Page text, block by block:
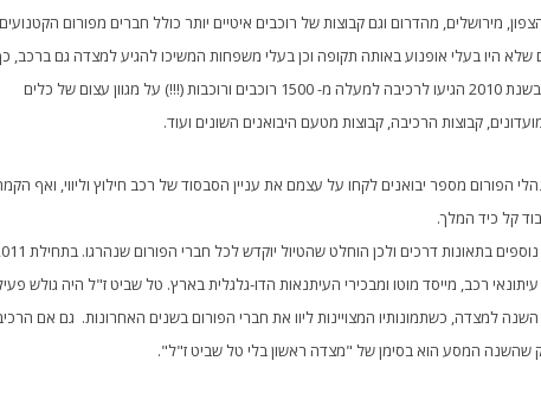
מירושלים, מהדרום וגם קבוצות של רוכבים איטיים יותר כולל חברים מפורום
שלא היו בעלי אופנוע באותה תקופה וכן בעלי משפחות המשיכו להגיע למצדה גם ברכב,
שמספר המצטרפים הלך וגדל מדי שנה. בשנת 2010 הגיעו לרכיבה למעלה מ- 1500 רוכבים ורוכבות (!!!) על מגוון עצום של כלים
קבוצות הרכיבה, קבוצות מטעם היבואנים השונים ועוד.
הפורום מספר יבואנים לקחו על עצמם את עניין הסבסוד של רכב חילוץ וליווי, ואף
קל כיד המלך.
לצערנו, עם השנים הפורום איבד חברים נוספים בתאונות דרכים ולכן הוחלט שהטיול
רכב, מייסד מוטו ומבכירי העיתנאות הדו-גלגלית בארץ. טל שביט ז"ל היה גולש
למצדה, כשתמונותיו המצויינות ליוו את חברי הפורום בשנים האחרונות. גם אם
שהשנה המסע הוא בסימן של "מצדה ראשון בלי טל שביט ז"ל".